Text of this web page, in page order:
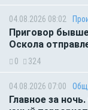
04.08.2026 08:02
Приговор
Оскола
0 324
04.08.2026 07:00
Главное за